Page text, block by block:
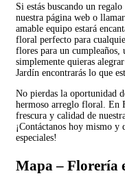
Si estás buscando un
nuestra página web o
amable equipo estará
floral perfecto para
flores para un
simplemente quieras
Jardín encontrarás lo que
No pierdas la oportunidad
hermoso arreglo floral. En
frescura y calidad de
¡Contáctanos hoy mismo y
especiales!
Mapa – Florería